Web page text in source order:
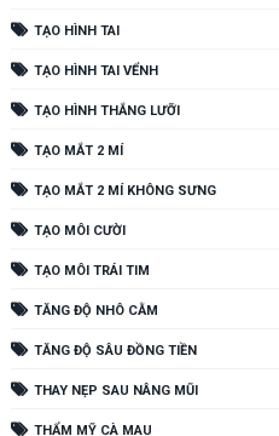
TẠO HÌNH TAI
TẠO HÌNH TAI VỂNH
TẠO HÌNH THẮNG LƯỠI
TẠO MẮT 2 MÍ
TẠO MẮT 2 MÍ KHÔNG SƯNG
TẠO MÔI CƯỜI
TẠO MÔI TRÁI TIM
TĂNG ĐỘ NHÔ CẰM
TĂNG ĐỘ SÂU ĐỒNG TIỀN
THAY NẸP SAU NÂNG MŨI
THẨM MỸ CÀ MAU